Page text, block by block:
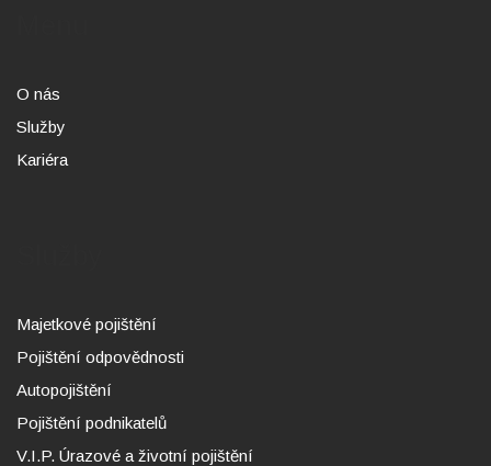
O nás
Služby
Kariéra
Majetkové pojištění
Pojištění odpovědnosti
Autopojištění
Pojištění podnikatelů
V.I.P. Úrazové a životní pojištění